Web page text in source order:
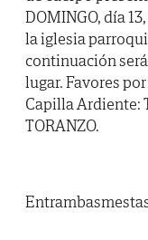
DOMINGO, día
la iglesia
continuación
lugar. Favores
Capilla Ardiente:
TORANZO.